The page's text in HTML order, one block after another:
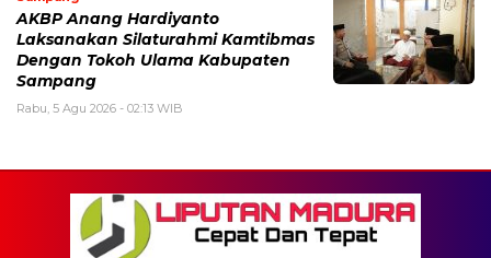
AKBP Anang Hardiyanto
Laksanakan Silaturahmi Kamtibmas
Dengan Tokoh Ulama Kabupaten
Sampang
Rabu, 5 Agu 2026 - 02:13 WIB